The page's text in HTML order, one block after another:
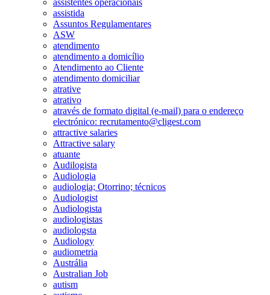
assistida
Assuntos Regulamentares
ASW
atendimento
atendimento a domicílio
Atendimento ao Cliente
atendimento domiciliar
atrative
atrativo
através de formato digital (e-mail) para o endereço
electrónico: recrutamento@cligest.com
attractive salaries
Attractive salary
atuante
Audilogista
Audiologia
audiologia; Otorrino; técnicos
Audiologist
Audiologista
audiologistas
audiologsta
Audiology
audiometria
Austrália
Australian Job
autism